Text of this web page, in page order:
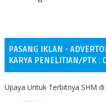
PASANG IKLAN -
KARYA PENELITIAN/PTK
Upaya Untuk Terbitnya SHM